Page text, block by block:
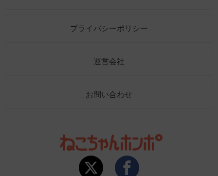
プライバシーポリシー
運営会社
お問い合わせ